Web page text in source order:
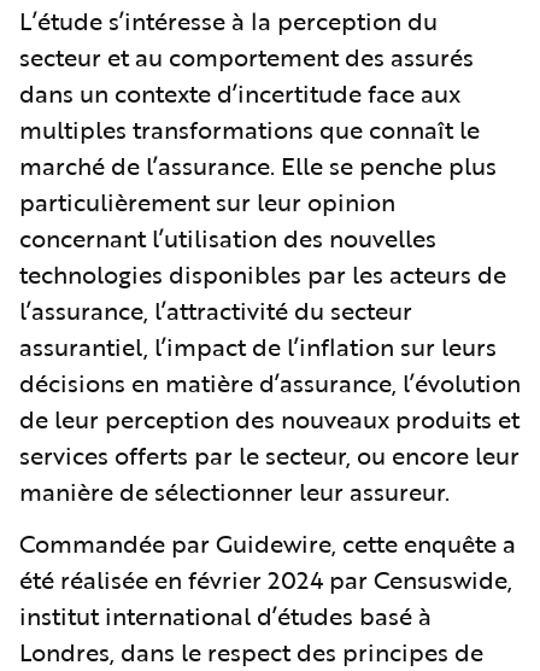
L’étude s’intéresse à la perception du
secteur et au comportement des assurés
dans un contexte d’incertitude face aux
multiples transformations que connaît le
marché de l’assurance. Elle se penche plus
particulièrement sur leur opinion
concernant l’utilisation des nouvelles
technologies disponibles par les acteurs de
l’assurance, l’attractivité du secteur
assurantiel, l’impact de l’inflation sur leurs
décisions en matière d’assurance, l’évolution
de leur perception des nouveaux produits et
services offerts par le secteur, ou encore leur
manière de sélectionner leur assureur.
Commandée par Guidewire, cette enquête a
été réalisée en février 2024 par Censuswide,
institut international d’études basé à
Londres, dans le respect des principes de